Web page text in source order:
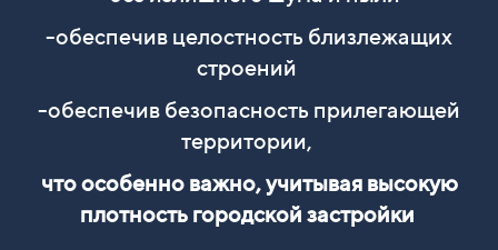
-обеспечив целостность близлежащих
строений
-обеспечив безопасность прилегающей
территории,
что особенно важно, учитывая высокую
плотность городской застройки